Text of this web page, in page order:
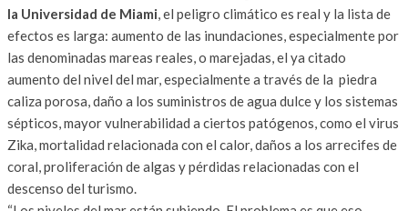
la Universidad de Miami, el peligro climático es real y la lista de
efectos es larga: aumento de las inundaciones, especialmente por
las denominadas mareas reales, o marejadas, el ya citado
aumento del nivel del mar, especialmente a través de la piedra
caliza porosa, daño a los suministros de agua dulce y los sistemas
sépticos, mayor vulnerabilidad a ciertos patógenos, como el virus
Zika, mortalidad relacionada con el calor, daños a los arrecifes de
coral, proliferación de algas y pérdidas relacionadas con el
descenso del turismo.